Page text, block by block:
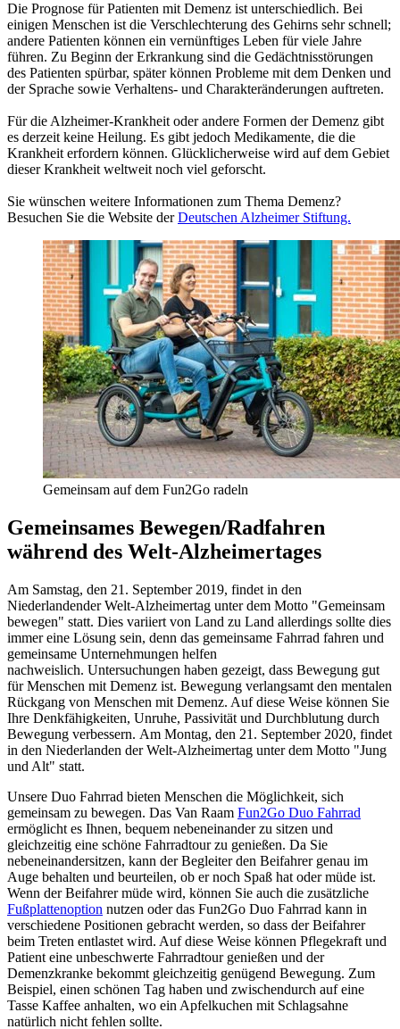
Die Prognose für Patienten mit Demenz ist unterschiedlich. Bei
einigen Menschen ist die Verschlechterung des Gehirns sehr schnell;
andere Patienten können ein vernünftiges Leben für viele Jahre
führen. Zu Beginn der Erkrankung sind die Gedächtnisstörungen
des Patienten spürbar, später können Probleme mit dem Denken und
der Sprache sowie Verhaltens- und Charakteränderungen auftreten.
Für die Alzheimer-Krankheit oder andere Formen der Demenz gibt
es derzeit keine Heilung. Es gibt jedoch Medikamente, die die
Krankheit erfordern können. Glücklicherweise wird auf dem Gebiet
dieser Krankheit weltweit noch viel geforscht.
Sie wünschen weitere Informationen zum Thema Demenz?
Besuchen Sie die Website derDeutschen Alzheimer Stiftung.
Gemeinsam auf dem Fun2Go radeln
Gemeinsames Bewegen/Radfahren
während des Welt-Alzheimertages
Am Samstag, den 21. September 2019, findet in den
Niederlandender Welt-Alzheimertag unter dem Motto "Gemeinsam
bewegen" statt. Dies variiert von Land zu Land allerdings sollte dies
immer eine Lösung sein, denn das gemeinsame Fahrrad fahren und
gemeinsame Unternehmungen helfen
nachweislich. Untersuchungen haben gezeigt, dass Bewegung gut
für Menschen mit Demenz ist. Bewegung verlangsamt den mentalen
Rückgang von Menschen mit Demenz. Auf diese Weise können Sie
Ihre Denkfähigkeiten, Unruhe, Passivität und Durchblutung durch
Bewegung verbessern. Am Montag, den 21. September 2020, findet
in den Niederlanden der Welt-Alzheimertag unter dem Motto "Jung
und Alt" statt.
Unsere Duo Fahrrad bieten Menschen die Möglichkeit, sich
gemeinsam zu bewegen. Das Van Raam Fun2Go Duo Fahrrad
ermöglicht es Ihnen, bequem nebeneinander zu sitzen und
gleichzeitig eine schöne Fahrradtour zu genießen. Da Sie
nebeneinandersitzen, kann der Begleiter den Beifahrer genau im
Auge behalten und beurteilen, ob er noch Spaß hat oder müde ist.
Wenn der Beifahrer müde wird, können Sie auch die zusätzliche
Fußplattenoption nutzen oder das Fun2Go Duo Fahrrad kann in
verschiedene Positionen gebracht werden, so dass der Beifahrer
beim Treten entlastet wird. Auf diese Weise können Pflegekraft und
Patient eine unbeschwerte Fahrradtour genießen und der
Demenzkranke bekommt gleichzeitig genügend Bewegung. Zum
Beispiel, einen schönen Tag haben und zwischendurch auf eine
Tasse Kaffee anhalten, wo ein Apfelkuchen mit Schlagsahne
natürlich nicht fehlen sollte.